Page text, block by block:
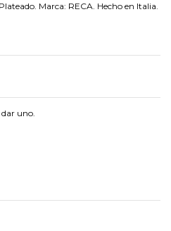
Marca: RECA. Hecho en Italia.
uno.